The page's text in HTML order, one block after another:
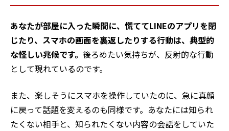
あなたが部屋に入った瞬間に、慌ててLINEのアプリを閉
じたり、スマホの画面を裏返したりする行動は、典型的
な怪しい兆候です。 後ろめたい気持ちが、反射的な行動
として現れているのです。
また、楽しそうにスマホを操作していたのに、急に真顔
に戻って話題を変えるのも同様です。あなたには知られ
たくない相手と、知られたくない内容の会話をしていた